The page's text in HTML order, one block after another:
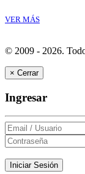
VER MÁS
© 2009 - 2026.
× Cerrar
Ingresar
Iniciar Sesión